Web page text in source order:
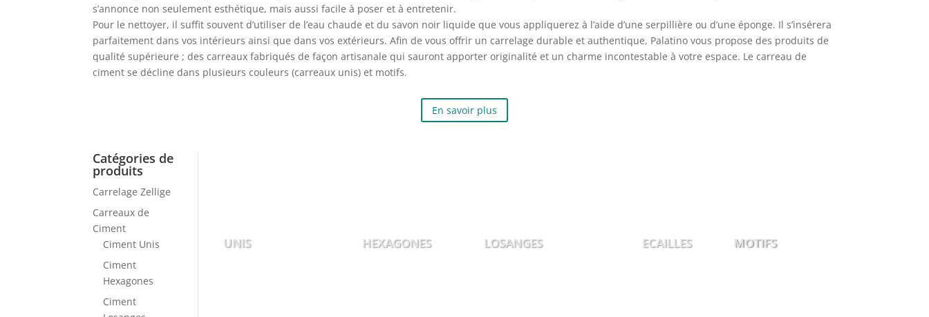
s’annonce non seulement esthétique, mais aussi facile à poser et à entretenir.
Pour le nettoyer, il suffit souvent d’utiliser de l’eau chaude et du savon noir liquide que vous appliquerez à l’aide d’une serpillière ou d’une éponge. Il s’insérera
parfaitement dans vos intérieurs ainsi que dans vos extérieurs. Afin de vous offrir un carrelage durable et authentique, Palatino vous propose des produits de
qualité supérieure ; des carreaux fabriqués de façon artisanale qui sauront apporter originalité et un charme incontestable à votre espace. Le carreau de
ciment se décline dans plusieurs couleurs (carreaux unis) et motifs.
En savoir plus
Catégories de
produits
Carrelage Zellige
Carreaux de
Ciment
Ciment Unis
Ciment
Hexagones
Ciment
UNIS HEXAGONES LOSANGES ECAILLES MOTIFS